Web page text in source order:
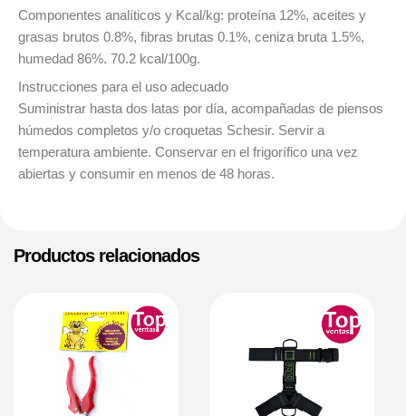
Componentes analíticos y Kcal/kg: proteína 12%, aceites y
grasas brutos 0.8%, fibras brutas 0.1%, ceniza bruta 1.5%,
humedad 86%. 70.2 kcal/100g.
Instrucciones para el uso adecuado
Suministrar hasta dos latas por día, acompañadas de piensos
húmedos completos y/o croquetas Schesir. Servir a
temperatura ambiente. Conservar en el frigorífico una vez
abiertas y consumir en menos de 48 horas.
Productos relacionados